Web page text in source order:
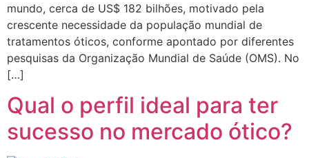
mundo, cerca de US$ 182 bilhões, motivado pela
crescente necessidade da população mundial de
tratamentos óticos, conforme apontado por diferentes
pesquisas da Organização Mundial de Saúde (OMS). No
[…]
Qual o perfil ideal para ter
sucesso no mercado ótico?